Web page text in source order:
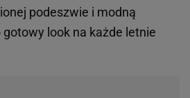
podeszwie i modną
look na każde letnie